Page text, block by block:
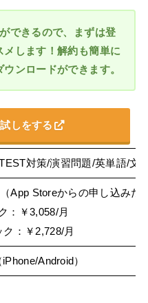
できるので、まずは登
します！解約も簡単に
ンロードができます。
しをする
対策/演習問題/英単語/文
（App Storeからの申し込みだ
：￥3,058/月
ク：￥2,728/月
Android）